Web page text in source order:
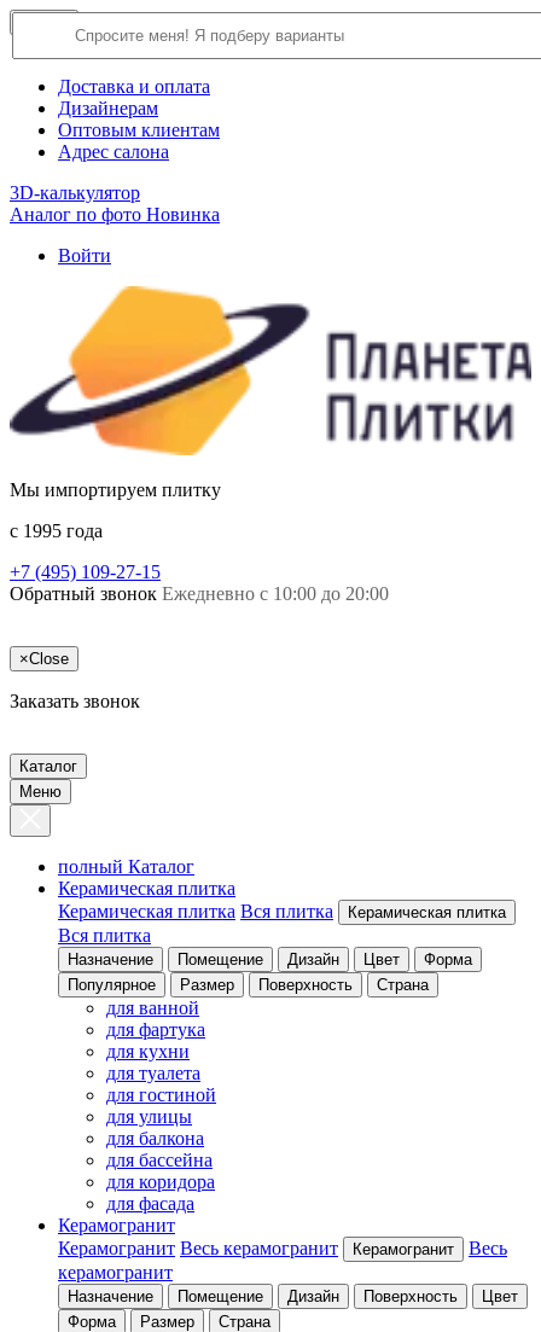
О компании
Доставка и оплата
Дизайнерам
Оптовым клиентам
Адрес салона
3D-калькулятор
Аналог по фото Новинка
Войти
Мы импортируем плитку
c 1995 года
+7 (495) 109-27-15
Обратный звонок Ежедневно с 10:00 до 20:00
×Close
Заказать звонок
Каталог
Меню
полный Каталог
Керамическая плитка
Керамическая плитка Вся плитка Керамическая плитка
Вся плитка
Назначение Помещение Дизайн Цвет
Форма
Популярное
Размер Поверхность Страна
для ванной
для фартука
для кухни
для туалета
для гостиной
для улицы
для балкона
для бассейна
для коридора
для фасада
Керамогранит
Керамогранит Весь керамогранит Керамогранит
Весь
керамогранит
Назначение Помещение Дизайн Поверхность
Цвет
Форма
Размер Страна